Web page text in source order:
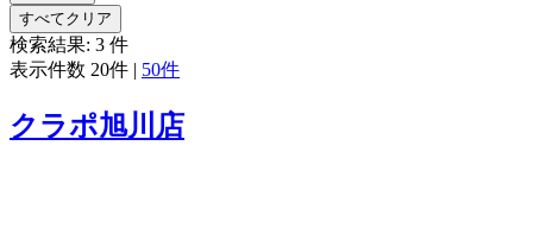
すべてクリア
検索結果: 3 件
表示件数 20件 | 50件
クラポ旭川店